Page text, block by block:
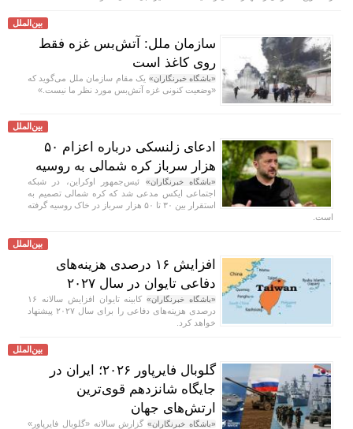
بین‌الملل
سازمان ملل: آتش‌بس غزه فقط
روی کاغذ است
«باشگاه خبرنگاران» یک مقام سازمان ملل می‌گوید که
«وضعیت کنونی غزه آتش‌بس مورد نظر ما نیست.»
بین‌الملل
ادعای زلنسکی درباره اعزام ۵۰
هزار سرباز کره شمالی به روسیه
«باشگاه خبرنگاران» ئیس‌جمهور اوکراین، در شبکه
اجتماعی ایکس مدعی شد که کره شمالی تصمیم به
استقرار بین ۳۰ تا ۵۰ هزار سرباز در خاک روسیه گرفته
است.
بین‌الملل
افزایش ۱۶ درصدی هزینه‌های
دفاعی تایوان در سال ۲۰۲۷
«باشگاه خبرنگاران»
کابینه تایوان افزایش سالانه ۱۶
درصدی هزینه‌های دفاعی را برای سال ۲۰۲۷ پیشنهاد
خواهد کرد.
بین‌الملل
گلوبال فایرپاور ۲۰۲۶؛ ایران در
جایگاه شانزدهم قوی‌ترین
ارتش‌های جهان
«باشگاه خبرنگاران»گزارش سالانه «گلوبال فایرپاور»